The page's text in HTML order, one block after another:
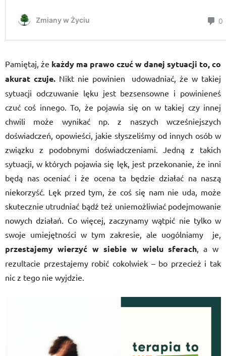
Pamiętaj, że każdy ma prawo czuć w danej sytuacji to, co
akurat czuje.Nikt nie powinien
udowadniać, że w takiej
sytuacji odczuwanie lęku jest bezsensowne i powinieneś
czuć coś innego. To, że pojawia się on w takiej czy innej
chwili może wynikać np. z naszych wcześniejszych
doświadczeń, opowieści, jakie słyszeliśmy od innych osób w
związku z podobnymi doświadczeniami. Jedną z takich
sytuacji, w których pojawia się lęk, jest przekonanie, że inni
będą nas oceniać i że ocena ta będzie działać na naszą
niekorzyść. Lęk przed tym, że coś się nam nie uda, może
skutecznie utrudniać bądź też uniemożliwiać podejmowanie
nowych działań. Co więcej, zaczynamy wątpić nie tylko w
swoje umiejętności w tym zakresie, ale uogólniamy
je,
przestajemy wierzyć w siebie w wielu sferach, a w
rezultacie przestajemy robić cokolwiek – bo przecież i tak
nic z tego nie wyjdzie.